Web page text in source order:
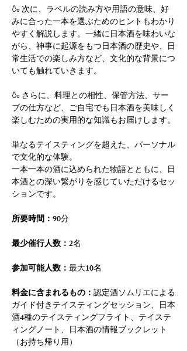
🍶 次に、ラベルの読み方や用語の意味、好
みに合った一本を選ぶためのヒントもわかり
やすく解説します。一緒に日本酒を味わいな
がら、神事に起源をもつ日本酒の歴史や、日
常生活での楽しみ方など、文化的な背景につ
いても触れていきます。
🍶 さらに、料理との相性、保管方法、サー
ブの仕方など、ご自宅でも日本酒を美味しく
楽しむための実用的な知識もお届けします。
単なるテイスティングを超えた、パーソナル
で文化的な体験。
一本一本の酒に込められた物語とともに、日
本酒との深い繋がりを感じていただけるセッ
ションです。
所要時間： 90分
最少催行人数： 2名
参加可能人数： 最大10名
料金に含まれるもの： 認定酒ソムリエによる
ガイド付きテイスティングセッション、日本
酒4種のテイスティングフライト、テイステ
ィングノート、日本酒の情報ブックレット
（お持ち帰り用）